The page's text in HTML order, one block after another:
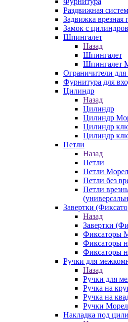
Раздвижная
Задвижка врезная
Замок с
Шпингалет
Назад
Шпингалет
Шпингалет
Ограничители
Фурнитура для
Цилиндр
Назад
Цилиндр
Цилиндр
Цилиндр
Цилиндр
Петли
Назад
Петли
Петли
Петли без
Петли
Завертки
Назад
Завертки
Фиксаторы
Фиксаторы
Фиксаторы
Ручки для
Назад
Ручки для
Ручка на
Ручка на
Ручки
Накладка под